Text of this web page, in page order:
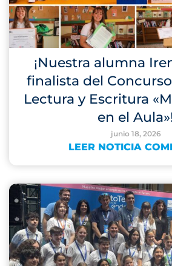
¡Nuestra alumna
finalista del
Lectura y Escritura
en el
junio 18, 2026
LEER NOTICIA